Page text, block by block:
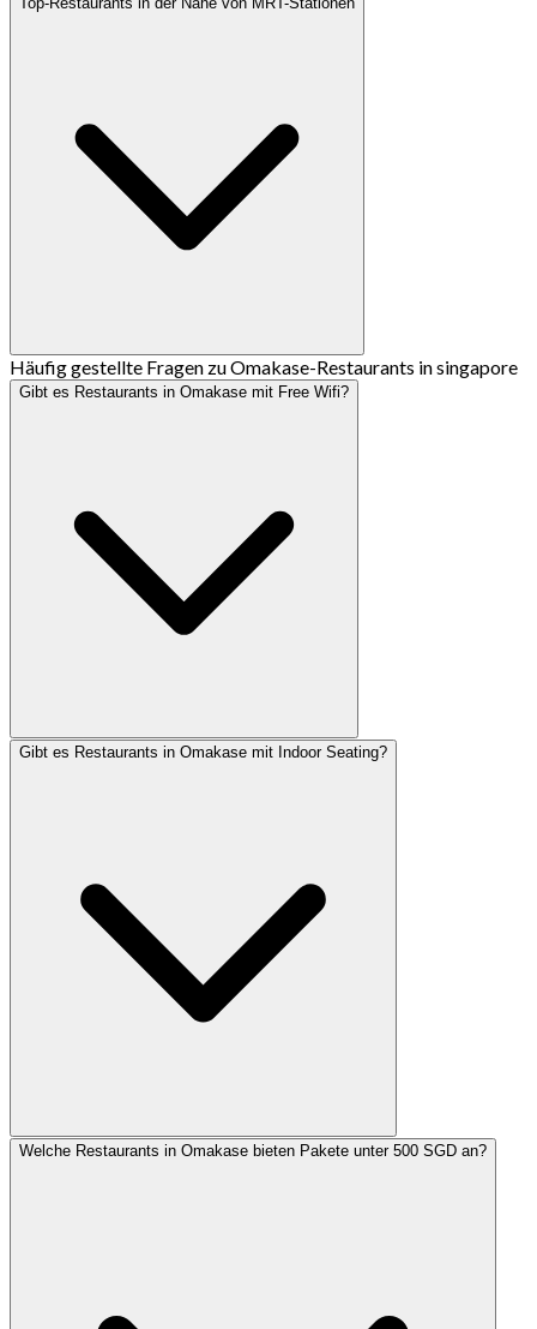
Häufig gestellte Fragen zu Omakase-Restaurants in singapore
Gibt es Restaurants in Omakase mit Free Wifi?
Gibt es Restaurants in Omakase mit Indoor Seating?
Welche Restaurants in Omakase bieten Pakete unter 500 SGD an?